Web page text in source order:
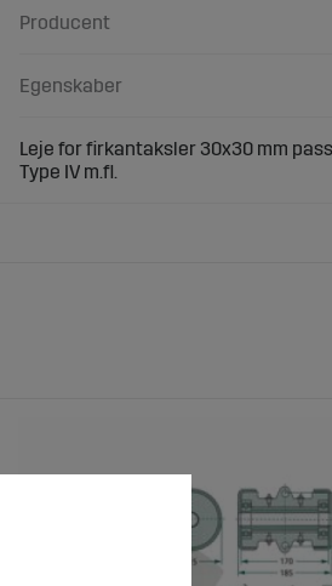
Producent
Egenskaber
Leje for firkantaksler 30x30 mm
Type IV m.fl.